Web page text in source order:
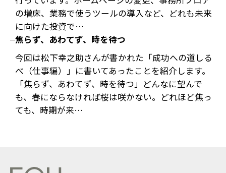
の増床、業務で使うツールの導入など、どれも未来
に向けた投資で…
焦らず、あわてず、時を待つ
今回は松下幸之助さんが書かれた「成功への道しる
べ（仕事編）」に書いてあったことを紹介します。
「焦らず、あわてず、時を待つ」どんなに望んで
も、春にならなければ桜は咲かない。どれほど焦っ
ても、時期が来…